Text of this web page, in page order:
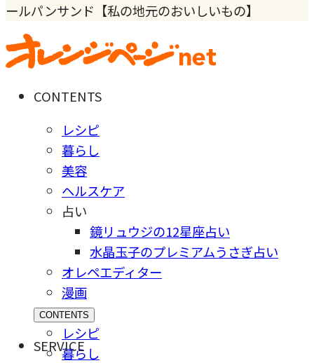
ールパンサンド【私の地元のおいしいもの】
CONTENTS
レシピ
暮らし
美容
ヘルスケア
占い
鏡リュウジの12星座占い
水晶玉子のプレミアムうさぎ占い
オレペエディター
漫画
CONTENTS
レシピ
暮らし
SERVICE